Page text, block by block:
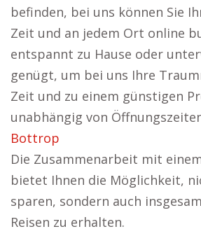
befinden, bei uns können Sie
Zeit und an jedem Ort online
entspannt zu Hause oder
genügt, um bei uns Ihre
Zeit und zu einem günstigen
unabhängig von
Bottrop
Die Zusammenarbeit mit
bietet Ihnen die Möglichkeit,
sparen, sondern auch
Reisen zu erhalten.